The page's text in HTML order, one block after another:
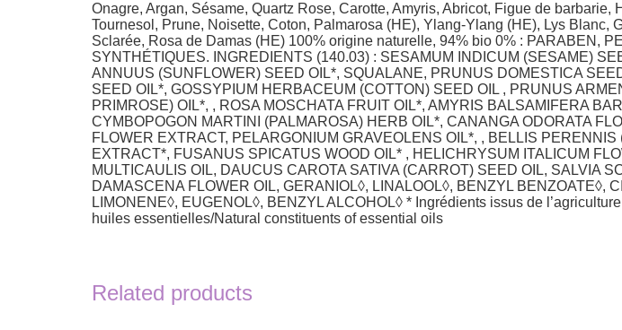
Onagre, Argan, Sésame, Quartz Rose, Carotte, Amyris, Abricot, Figue de
Tournesol, Prune, Noisette, Coton, Palmarosa (HE), Ylang-Ylang (HE), Lys
Sclarée, Rosa de Damas (HE) 100% origine naturelle, 94% bio 0% : PARABEN,
SYNTHÉTIQUES. INGREDIENTS (140.03) : SESAMUM INDICUM (SESAME)
ANNUUS (SUNFLOWER) SEED OIL*, SQUALANE, PRUNUS DOMESTICA
SEED OIL*, GOSSYPIUM HERBACEUM (COTTON) SEED OIL , PRUNUS
PRIMROSE) OIL*, , ROSA MOSCHATA FRUIT OIL*, AMYRIS BALSAMIFERA
CYMBOPOGON MARTINI (PALMAROSA) HERB OIL*, CANANGA ODORATA
FLOWER EXTRACT, PELARGONIUM GRAVEOLENS OIL*, , BELLIS
EXTRACT*, FUSANUS SPICATUS WOOD OIL* , HELICHRYSUM ITALICUM
MULTICAULIS OIL, DAUCUS CAROTA SATIVA (CARROT) SEED OIL, SALVIA
DAMASCENA FLOWER OIL, GERANIOL◊, LINALOOL◊, BENZYL BENZOATE◊,
LIMONENE◊, EUGENOL◊, BENZYL ALCOHOL◊ * Ingrédients issus de
huiles essentielles/Natural constituents of essential oils
Related products